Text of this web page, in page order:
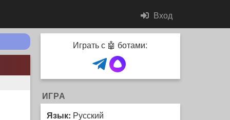
Вход
Играть с 🤖 ботами:
ИГРА
Язык: Русский